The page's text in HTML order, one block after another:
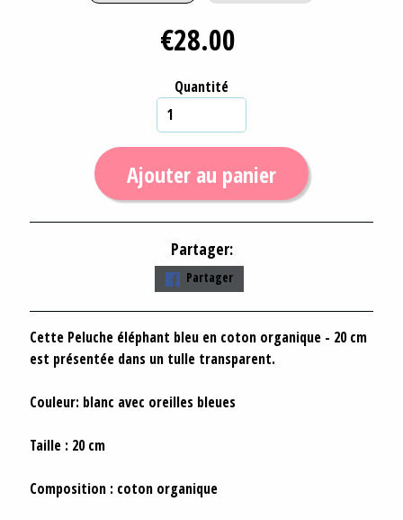
€28.00
Quantité
Ajouter au panier
Partager:
Partager
Cette Peluche éléphant bleu en coton organique - 20 cm
est présentée dans un tulle transparent.
Couleur: blanc avec oreilles bleues
Taille : 20 cm
Composition : coton organique